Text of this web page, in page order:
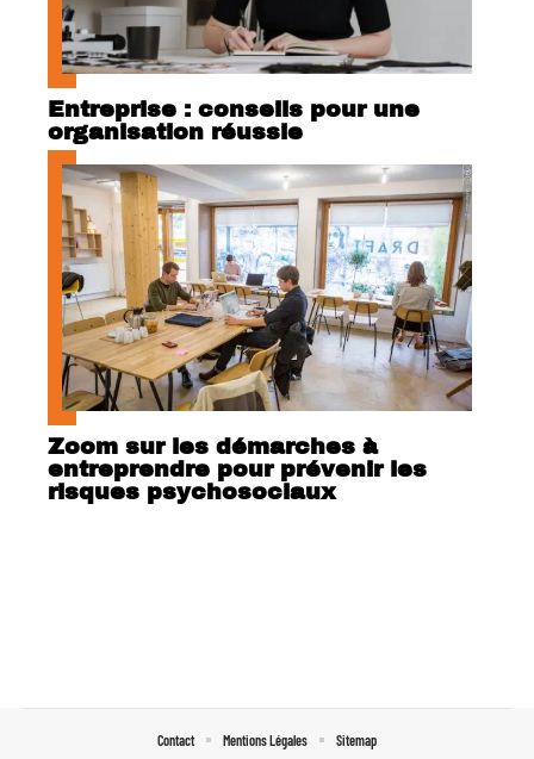
Entreprise : conseils pour une
organisation réussie
Zoom sur les démarches à
entreprendre pour prévenir les
risques psychosociaux
Contact Mentions Légales Sitemap